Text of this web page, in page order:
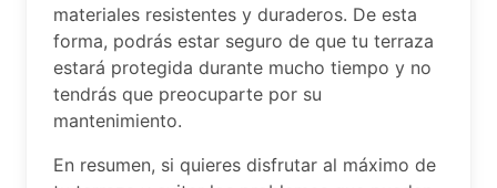
materiales resistentes y duraderos. De esta
forma, podrás estar seguro de que tu terraza
estará protegida durante mucho tiempo y no
tendrás que preocuparte por su
mantenimiento.
En resumen, si quieres disfrutar al máximo de